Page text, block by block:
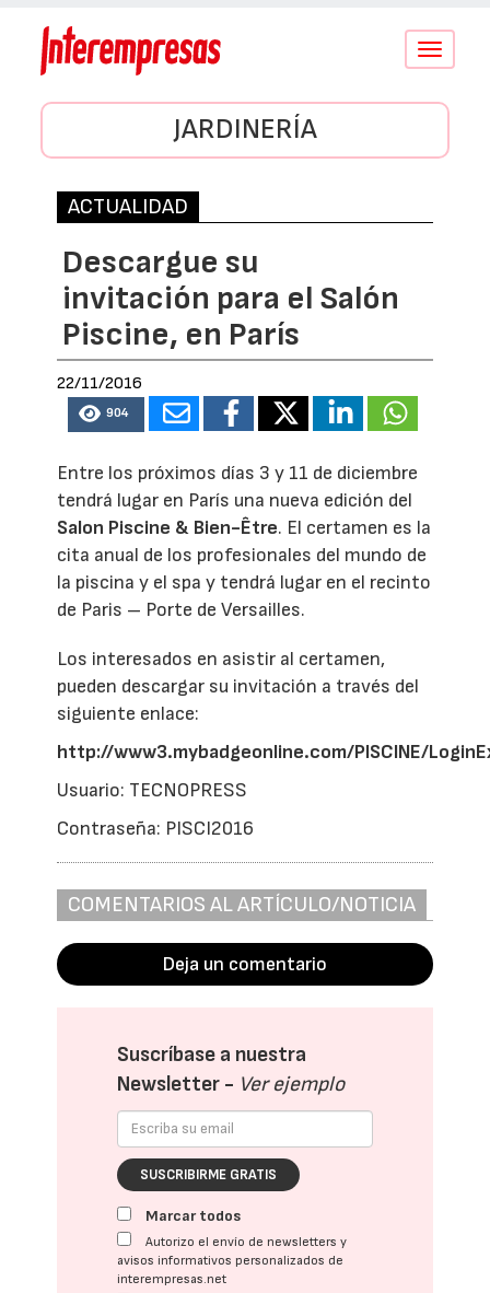
Conmutar
JARDINERÍA
ACTUALIDAD
Descargue su
invitación para el Salón
Piscine, en París
22/11/2016
904
Entre los próximos días 3 y 11 de diciembre
tendrá lugar en París una nueva edición del
Salon Piscine & Bien-Être. El certamen es la
cita anual de los profesionales del mundo de
la piscina y el spa y tendrá lugar en el recinto
de Paris – Porte de Versailles.
Los interesados en asistir al certamen,
pueden descargar su invitación a través del
siguiente enlace:
http://www3.mybadgeonline.com/PISCINE/
Usuario: TECNOPRESS
Contraseña: PISCI2016
COMENTARIOS AL ARTÍCULO/NOTICIA
Deja un comentario
Suscríbase a nuestra
Newsletter - Ver ejemplo
SUSCRIBIRME GRATIS
Marcar todos
Autorizo el envío de newsletters y
avisos informativos personalizados de
interempresas.net